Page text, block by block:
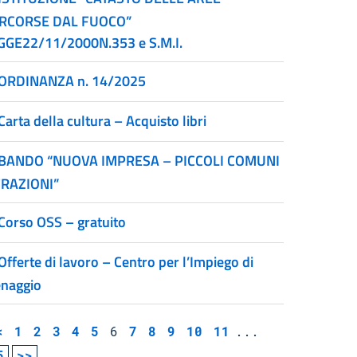
DAL FUOCO”
11/2000N.353 e S.M.I.
n. 14/2025
della cultura – Acquisto libri
“NUOVA IMPRESA – PICCOLI COMUNI
OSS – gratuito
di lavoro – Centro per l’Impiego di
1 2 3 4 5 6 7 8 9 10 11
...